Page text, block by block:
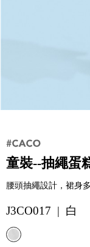
童裝--抽繩蛋
腰頭抽繩設計，裙身
J3CO017 | 白